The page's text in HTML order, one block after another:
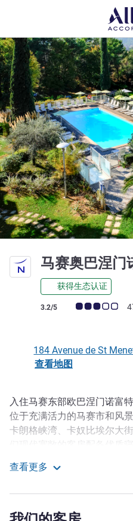
马赛奥巴涅门
获得生态认证
客户意见评级 (ALL 评级)
3.2/5
184 Avenue de St
查看地图
描述
入住马赛东部欧巴涅门诺富
位于充满活力的马赛市和风
卡朗格峡湾、卡奴比埃尔大
预订吧！
每间客房都旨在为您提供舒
的办公区和带 Chromecast
查看更多